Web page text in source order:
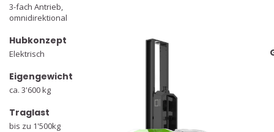
3-fach Antrieb,
omnidirektional
Hubkonzept
Elektrisch
Eigengewicht
ca. 3'600 kg
Traglast
bis zu 1'500kg